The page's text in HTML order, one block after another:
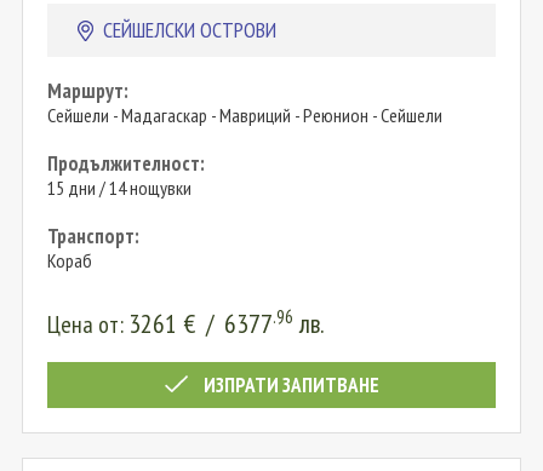
СЕЙШЕЛСКИ ОСТРОВИ
Маршрут:
Сейшели - Мадагаскар - Мавриций - Реюнион - Сейшели
Продължителност:
15 дни / 14 нощувки
Транспорт:
Кораб
Цена от: 3261 € / 6377.96 лв.
ИЗПРАТИ ЗАПИТВАНЕ